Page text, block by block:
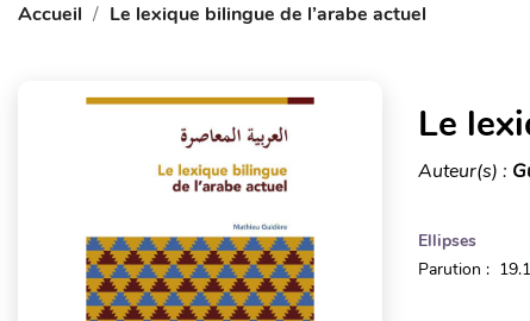
Accueil Le lexique bilingue de l’arabe actuel
Le
Auteur(s) :
Ellipses
Parution :